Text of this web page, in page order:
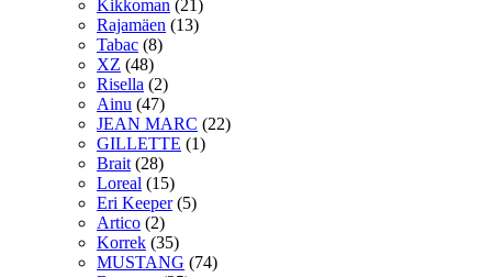
Kikkoman (21)
Rajamäen (13)
Tabac (8)
XZ (48)
Risella (2)
Ainu (47)
JEAN MARC (22)
GILLETTE (1)
Brait (28)
Loreal (15)
Eri Keeper (5)
Artico (2)
Korrek (35)
MUSTANG (74)